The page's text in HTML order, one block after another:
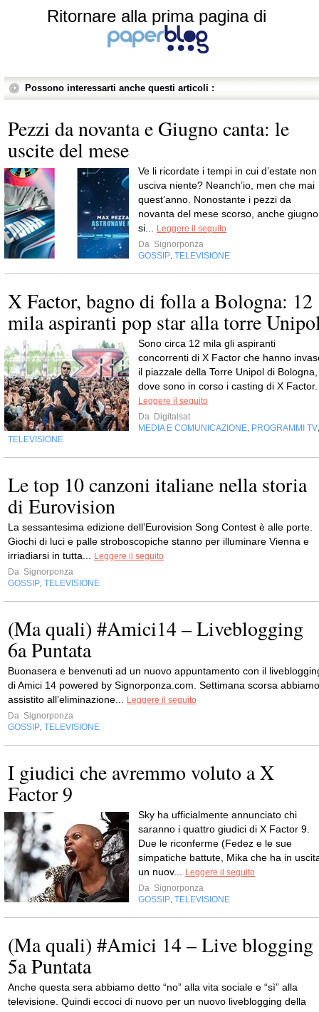
Ritornare alla prima pagina di
Possono interessarti anche questi articoli :
Pezzi da novanta e Giugno canta: le
uscite del mese
Ve li ricordate i tempi in cui d’estate non
usciva niente? Neanch’io, men che mai
quest’anno. Nonostante i pezzi da
novanta del mese scorso, anche giugno
si...
Leggere il seguito
Da Signorponza
GOSSIP TELEVISIONE
X Factor, bagno di folla a Bologna: 12
mila aspiranti pop star alla torre
Sono circa 12 mila gli aspiranti
concorrenti di X Factor che hanno
il piazzale della Torre Unipol di Bologna,
dove sono in corso i casting di X Factor.
Leggere il seguito
Da Digitalsat
MEDIA E COMUNICAZIONE PROGRAMMI TV
TELEVISIONE
Le top 10 canzoni italiane nella storia
di Eurovision
La sessantesima edizione dell’Eurovision Song Contest è alle porte.
Giochi di luci e palle stroboscopiche stanno per illuminare Vienna e
irriadiarsi in tutta...
Leggere il seguito
Da Signorponza
GOSSIP TELEVISIONE
(Ma quali) #Amici14 – Liveblogging
6a Puntata
Buonasera e benvenuti ad un nuovo appuntamento con il
di Amici 14 powered by Signorponza.com. Settimana scorsa abbiamo
assistito all’eliminazione...
Leggere il seguito
Da Signorponza
GOSSIP TELEVISIONE
I giudici che avremmo voluto a X
Factor 9
Sky ha ufficialmente annunciato chi
saranno i quattro giudici di X Factor 9.
Due le riconferme (Fedez e le sue
simpatiche battute, Mika che ha in
un nuov...
Leggere il seguito
Da Signorponza
GOSSIP TELEVISIONE
(Ma quali) #Amici 14 – Live blogging
5a Puntata
Anche questa sera abbiamo detto “no” alla vita sociale e “sì” alla
televisione. Quindi eccoci di nuovo per un nuovo liveblogging della